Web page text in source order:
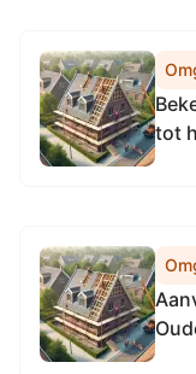
tot